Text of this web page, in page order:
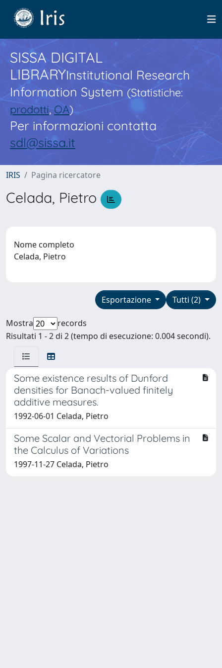
SISSA DIGITAL
LIBRARYInstitutional Research
Information System(Statistiche:
prodotti,OA)
Per informazioni contatta
sdl@sissa.it
IRIS Pagina ricercatore
Celada, Pietro
Nome completo
Celada, Pietro
Tutti (2)
Esportazione
Mostra
records
Risultati 1 - 2 di 2 (tempo di esecuzione: 0.004 secondi).
Some existence results of Dunford
densities for Banach-valued finitely
additive measures.
1992-06-01 Celada, Pietro
Some Scalar and Vectorial Problems in
the Calculus of Variations
1997-11-27 Celada, Pietro